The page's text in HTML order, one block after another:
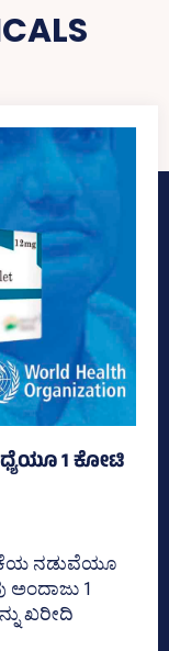
1 ಕೋಟಿ
ನಡುವೆಯೂ
ಅಂದಾಜು 1
ಖರೀದಿ